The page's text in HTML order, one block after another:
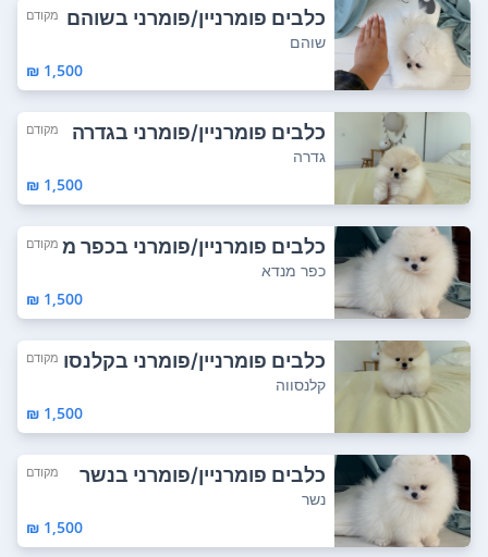
כלבים פומרניין/פומרני בשוהם מקודם
שוהם
1,500 ₪
כלבים פומרניין/פומרני בגדרה מקודם
גדרה
1,500 ₪
כלבים פומרניין/פומרני בכפר מ
נדא
מקודם
כפר מנדא
1,500 ₪
כלבים פומרניין/פומרני בקלנסו
וה
מקודם
קלנסווה
1,500 ₪
כלבים פומרניין/פומרני בנשר מקודם
נשר
1,500 ₪